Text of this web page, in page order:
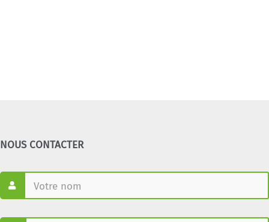
NOUS CONTACTER